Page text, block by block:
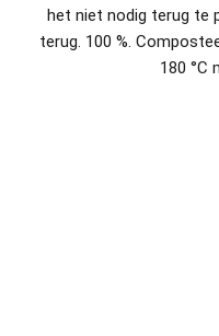
het niet nodig terug te
terug. 100 %.
180 °C